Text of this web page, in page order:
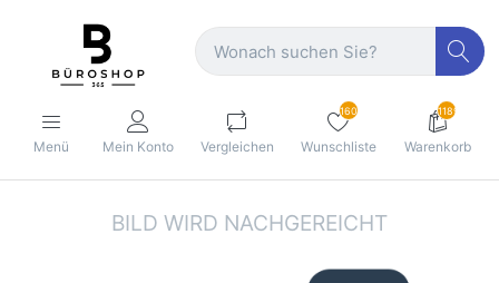
Menü Mein Konto Vergleichen
160
Wunschliste
1189
Warenkorb